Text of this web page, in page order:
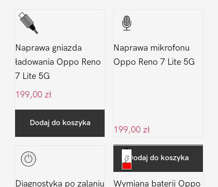
Naprawa gniazda
ładowania Oppo Reno
7 Lite 5G
199,00 zł
Dodaj do koszyka
Naprawa mikrofonu
Oppo Reno 7 Lite 5G
199,00 zł
Dodaj do koszyka
Diagnostyka po zalaniu
Wymiana baterii Oppo